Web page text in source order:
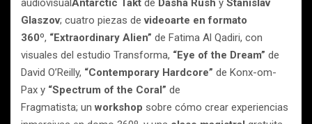
audiovisualAntarctic Takt de Dasha Rush y Stanislav
Glaszov; cuatro piezas devideoarte en formato
360º, “Extraordinary Alien” de Fatima Al Qadiri, con
visuales del estudio Transforma, “Eye of the Dream” de
David O’Reilly, “Contemporary Hardcore” de Konx-om-
Pax y “Spectrum of the Coral” de
Fragmatista; unworkshop sobre cómo crear experiencias